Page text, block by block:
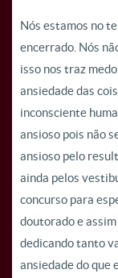
Nós estamos no
encerrado. Nós
isso nos traz
ansiedade das
inconsciente
ansioso pois não
ansioso pelo
ainda pelos
concurso para
doutorado e
dedicando tanto
ansiedade do que